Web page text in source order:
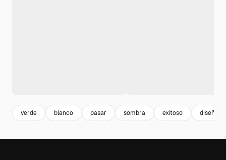
verde blanco pasar sombra exitoso diseño